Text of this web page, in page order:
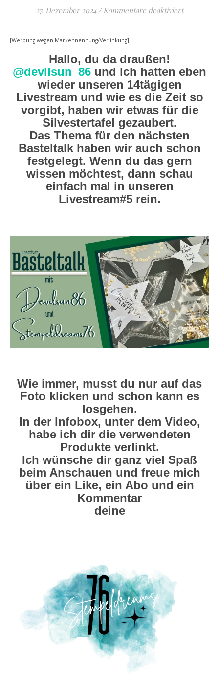
27. Dezember 2024 / Kommentare deaktiviertfür
[Werbung wegen Markennennung/Verlinkung]
Hallo, du da draußen!
@devilsun_86 und ich hatten eben
wieder unseren 14tägigen
Livestream und wie es die Zeit so
vorgibt, haben wir etwas für die
Silvestertafel gezaubert.
Das Thema für den nächsten
Basteltalk haben wir auch schon
festgelegt. Wenn du das gern
wissen möchtest, dann schau
einfach mal in unseren
Livestream#5 rein.
Wie immer, musst du nur auf das
Foto klicken und schon kann es
losgehen.
In der Infobox, unter dem Video,
habe ich dir die verwendeten
Produkte verlinkt.
Ich wünsche dir ganz viel Spaß
beim Anschauen und freue mich
über ein Like, ein Abo und ein
Kommentar
deine